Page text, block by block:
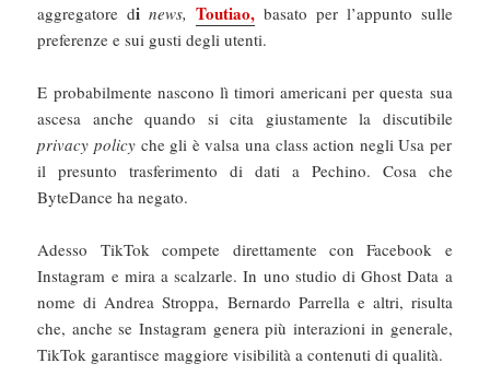
aggregatore dinews,Toutiao, basato per l’appunto sulle
preferenze e sui gusti degli utenti.
E probabilmente nascono lì timori americani per questa sua
ascesa anche quando si cita giustamente la discutibile
privacy policy che gli è valsa una class action negli Usa per
il presunto trasferimento di dati a Pechino. Cosa che
ByteDance ha negato.
Adesso TikTok compete direttamente con Facebook e
Instagram e mira a scalzarle. In uno studio di Ghost Data a
nome di Andrea Stroppa, Bernardo Parrella e altri, risulta
che, anche se Instagram genera più interazioni in generale,
TikTok garantisce maggiore visibilità a contenuti di qualità.